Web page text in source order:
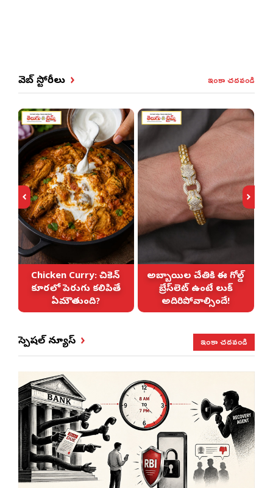
వెబ్ స్టోరీలు ఇంకా చదవండి
Chicken Curry: చికెన్
కూరలో పెరుగు కలిపితే
ఏమౌతుంది?
అబ్బాయిల చేతికి ఈ గోల్డ్
బ్రేస్‌లెట్ ఉంటే లుక్
అదిరిపోవాల్సిందే!
స్పెషల్ న్యూస్ ఇంకా చదవండి